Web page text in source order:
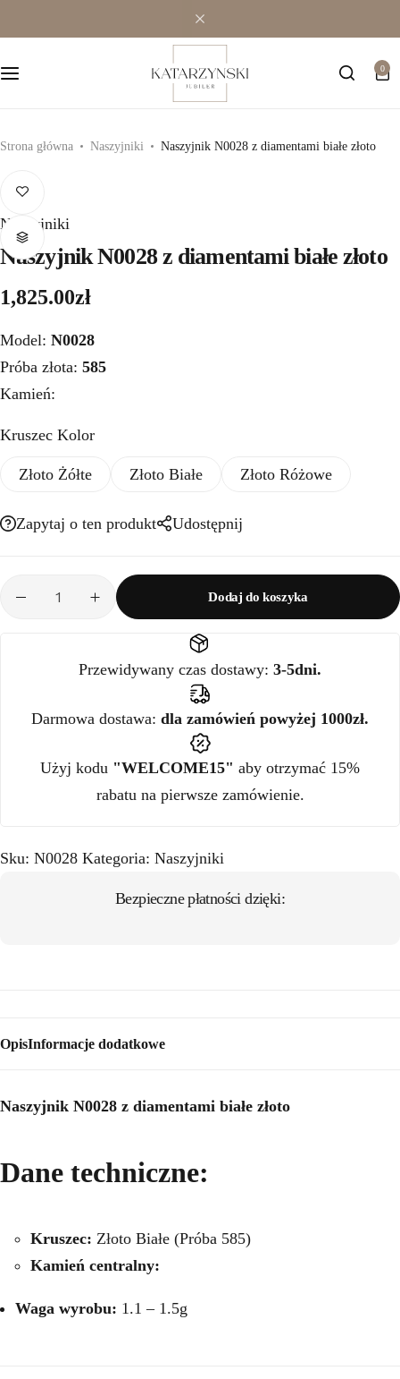
0
Strona główna Naszyjniki Naszyjnik N0028 z diamentami białe złoto
Naszyjniki
Naszyjnik N0028 z diamentami białe złoto
1,825.00zł
Model: N0028
Próba złota: 585
Kamień:
Kruszec Kolor
Złoto Żółte Złoto Białe Złoto Różowe
Zapytaj o ten produkt Udostępnij
Dodaj do koszyka
Przewidywany czas dostawy: 3-5dni.
Darmowa dostawa: dla zamówień powyżej 1000zł.
Użyj kodu "WELCOME15" aby otrzymać 15%
rabatu na pierwsze zamówienie.
Sku: N0028 Kategoria: Naszyjniki
Bezpieczne płatności dzięki:
OpisInformacje dodatkowe
Naszyjnik N0028 z diamentami białe złoto
Dane techniczne:
Kruszec: Złoto Białe (Próba 585)
Kamień centralny:
Waga wyrobu: 1.1 – 1.5g